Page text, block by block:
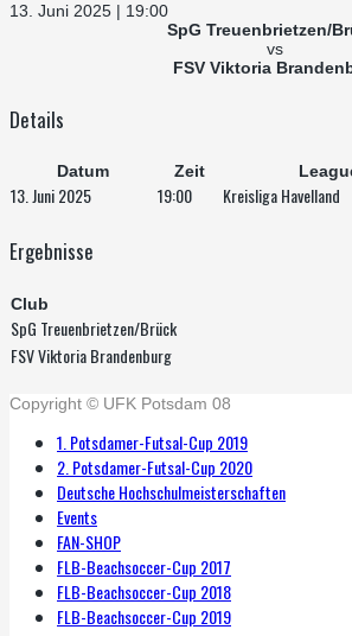
13. Juni 2025 | 19:00
SpG Treuenbrietzen/
vs
FSV Viktoria
Details
Datum Zeit
13. Juni 2025 19:00 Kreisliga Havelland
Ergebnisse
Club
SpG Treuenbrietzen/Brück
FSV Viktoria Brandenburg
Copyright © UFK Potsdam 08
1. Potsdamer-Futsal-Cup 2019
2. Potsdamer-Futsal-Cup 2020
Deutsche Hochschulmeisterschaften
Events
FAN-SHOP
FLB-Beachsoccer-Cup 2017
FLB-Beachsoccer-Cup 2018
FLB-Beachsoccer-Cup 2019